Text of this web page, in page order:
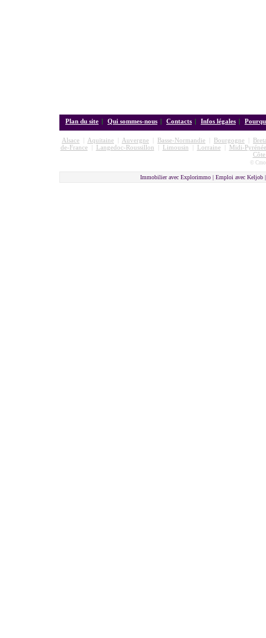
Plan du site | Qui sommes-nous | Contacts | Infos légales |
Alsace Aquitaine Auvergne Basse-Normandie Bourgogne
de-France| Langedoc-Roussillon Limousin Lorraine|
Midi-
©
Immobilier avec Explorimmo | Emploi avec Keljob